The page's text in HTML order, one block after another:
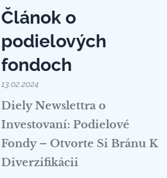
Článok o
podielových
fondoch
13.02.2024
Diely Newslettra o
Investovaní: Podielové
Fondy – Otvorte Si Bránu K
Diverzifikácii